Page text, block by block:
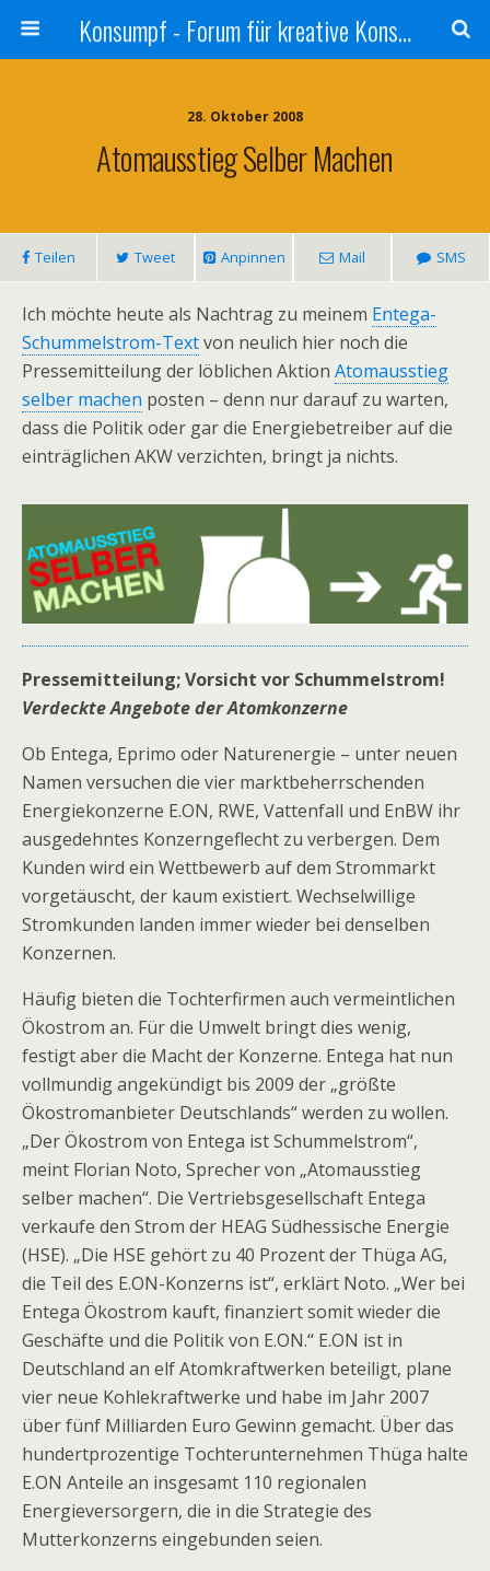
Konsumpf - Forum für kreative Konsumkritik - Culture Jamming, Nachhaltigkeit, Konzernkritik, Adbusting
28. Oktober 2008
Atomausstieg Selber Machen
Teilen Tweet Anpinnen Mail SMS
Ich möchte heute als Nachtrag zu meinem Entega-
Schummelstrom-Textvon neulich hier noch die
Pressemitteilung der löblichen Aktion Atomausstieg
selber machen posten – denn nur darauf zu warten,
dass die Politik oder gar die Energiebetreiber auf die
einträglichen AKW verzichten, bringt ja nichts.
Pressemitteilung; Vorsicht vor Schummelstrom!
Verdeckte Angebote der Atomkonzerne
Ob Entega, Eprimo oder Naturenergie – unter neuen
Namen versuchen die vier marktbeherrschenden
Energiekonzerne E.ON, RWE, Vattenfall und EnBW ihr
ausgedehntes Konzerngeflecht zu verbergen. Dem
Kunden wird ein Wettbewerb auf dem Strommarkt
vorgetäuscht, der kaum existiert. Wechselwillige
Stromkunden landen immer wieder bei denselben
Konzernen.
Häufig bieten die Tochterfirmen auch vermeintlichen
Ökostrom an. Für die Umwelt bringt dies wenig,
festigt aber die Macht der Konzerne. Entega hat nun
vollmundig angekündigt bis 2009 der „größte
Ökostromanbieter Deutschlands“ werden zu wollen.
„Der Ökostrom von Entega ist Schummelstrom“,
meint Florian Noto, Sprecher von „Atomausstieg
selber machen“. Die Vertriebsgesellschaft Entega
verkaufe den Strom der HEAG Südhessische Energie
(HSE). „Die HSE gehört zu 40 Prozent der Thüga AG,
die Teil des E.ON-Konzerns ist“, erklärt Noto. „Wer bei
Entega Ökostrom kauft, finanziert somit wieder die
Geschäfte und die Politik von E.ON.“ E.ON ist in
Deutschland an elf Atomkraftwerken beteiligt, plane
vier neue Kohlekraftwerke und habe im Jahr 2007
über fünf Milliarden Euro Gewinn gemacht. Über das
hundertprozentige Tochterunternehmen Thüga halte
E.ON Anteile an insgesamt 110 regionalen
Energieversorgern, die in die Strategie des
Mutterkonzerns eingebunden seien.